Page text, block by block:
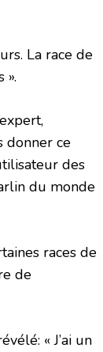
La race de
».
donner ce
des
du monde
races de
de
« J’ai un